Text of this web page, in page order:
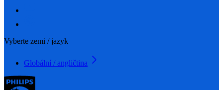
Vyberte zemi / jazyk
Globální / angličtina